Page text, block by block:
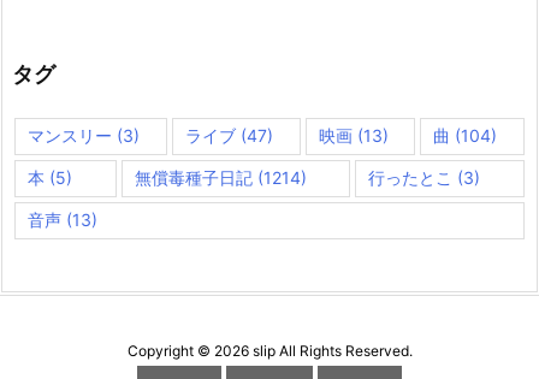
タグ
マンスリー (3) ライブ(47) 映画(13) 曲 (104)
本 (5) 無償毒種子日記(1214) 行ったとこ (3)
音声 (13)
Copyright © 2026 slipAll Rights Reserved.